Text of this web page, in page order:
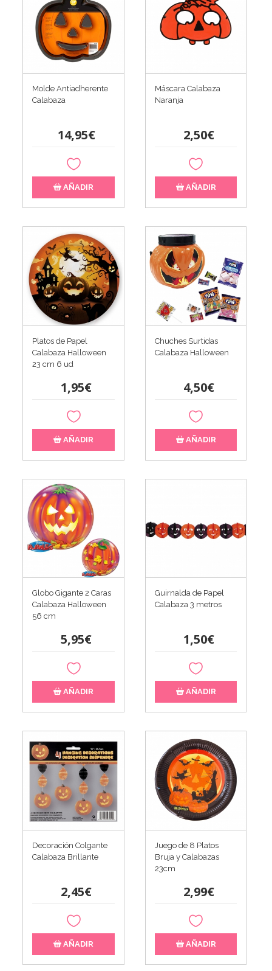
Molde Antiadherente
Calabaza
14,95€
AÑADIR
Máscara Calabaza
Naranja
2,50€
AÑADIR
Platos de Papel
Calabaza Halloween
23 cm 6 ud
1,95€
AÑADIR
Chuches Surtidas
Calabaza Halloween
4,50€
AÑADIR
Globo Gigante 2 Caras
Calabaza Halloween
56 cm
5,95€
AÑADIR
Guirnalda de Papel
Calabaza 3 metros
1,50€
AÑADIR
Decoración Colgante
Calabaza Brillante
2,45€
AÑADIR
Juego de 8 Platos
Bruja y Calabazas
23cm
2,99€
AÑADIR